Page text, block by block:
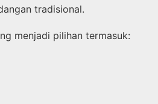
tradisional.
menjadi pilihan termasuk: